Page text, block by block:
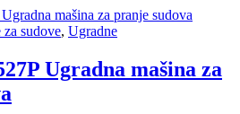
za sudove, Ugradne
Ugradna mašina za